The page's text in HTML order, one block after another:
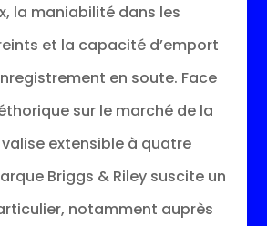
la maniabilité dans les
et la capacité d’emport
en soute. Face
sur le marché de la
extensible à quatre
Briggs & Riley suscite un
notamment auprès